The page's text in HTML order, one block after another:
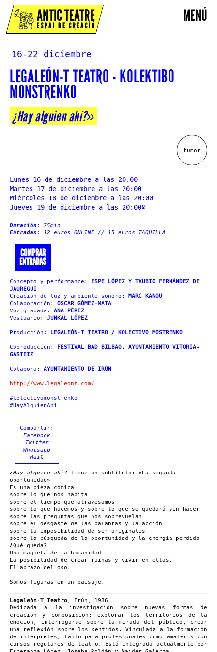
MENÚ
ANTIC TEATRE
ESPAI DE CREACIÓ
16-22 diciembre
LEGALEÓN-T TEATRO - KOLEKTIBO
MONSTRENKO
¿Hay alguien ahí?»
humor
Lunes 16 de diciembre a las 20:00
Martes 17 de diciembre a las 20:00
Miércoles 18 de diciembre a las 20:00
Jueves 19 de diciembre a las 20:00º
Duración: 75min
Entradas: 12 euros ONLINE // 15 euros TAQUILLA
COMPRAR
ENTRADAS
Concepto y performance: ESPE LÓPEZ Y TXUBIO FERNÁNDEZ DE
JAUREGUI
Creación de luz y ambiente sonoro: MARC KANOU
Colaboración: OSCAR GÓMEZ-MATA
Voz grabada: ANA PÉREZ
Vestuario: JUNKAL LÓPEZ
Producción: LEGALEÓN-T TEATRO / KOLECTIVO MOSTRENKO
Coproducción: FESTIVAL BAD BILBAO. AYUNTAMIENTO VITORIA-
GASTEIZ
Colabora: AYUNTAMIENTO DE IRÚN
http://www.legaleont.com/
#kolectivomonstrenko
#HayAlguienAhi
Compartir:
Facebook
Twitter
Whatsapp
Mail
¿Hay alguien ahí? tiene un subtítulo: «La segunda
oportunidad»
Es una pieza cómica
sobre lo que nos habita
sobre el tiempo que atravesamos
sobre lo que hacemos y sobre lo que se quedará sin hacer
sobre las preguntas que nos sobrevuelan
sobre el desgaste de las palabras y la acción
sobre la imposibilidad de ser originales
sobre la búsqueda de la oportunidad y la energía perdida
¿Qué queda?
Una maqueta de la humanidad.
La posibilidad de crear ruinas y vivir en ellas.
El abrazo del oso.
Somos figuras en un paisaje.
Legaleón-T Teatro , Irún, 1986
Dedicada a la investigación sobre nuevas formas de
creación y composición: explorar los territorios de la
emoción, interrogarse sobre la mirada del público, crear
una reflexión sobre los sentidos. Vinculada a la formación
de intérpretes, tanto para profesionales como amateurs con
cursos regulares de teatro. Está integrada actualmente por